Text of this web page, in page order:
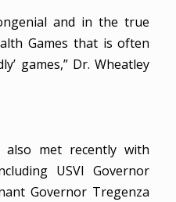
and in the true
Games that is often
games,” Dr. Wheatley
also met recently with
USVI Governor
Governor Tregenza